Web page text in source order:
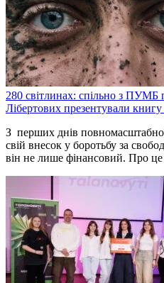
280 світлинах: спільно з ПУМБ
Лібертових презентували
З перших днів
свій внесок у боротьбу за
він не лише фінансовий. Про